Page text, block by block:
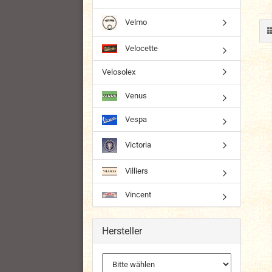
Velmo
Velocette
Velosolex
Venus
Vespa
Victoria
Villiers
Vincent
Hersteller